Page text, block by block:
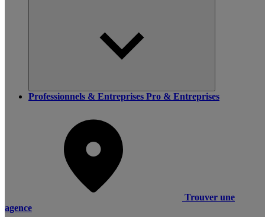
Professionnels & Entreprises Pro & Entreprises
Trouver une
agence